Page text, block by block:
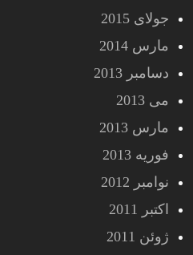
جولای 2015
مارس 2014
دسامبر 2013
می 2013
مارس 2013
فوریه 2013
نوامبر 2012
اکتبر 2011
ژوئن 2011